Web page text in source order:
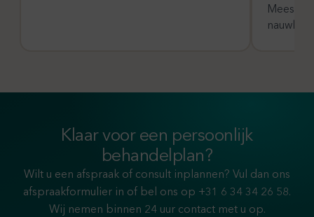
Meestal
Klaar voor een persoonlijk
behandelplan?
Wilt u een afspraak of consult inplannen? Vul dan ons
afspraakformulier in of bel ons op +31 6 34 34 26 58.
Wij nemen binnen 24 uur contact met u op.